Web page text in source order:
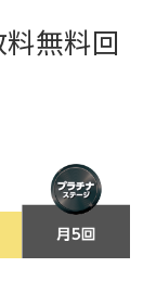
ティ上の観点
トバンキング
き上げの変
確認させて
無料回